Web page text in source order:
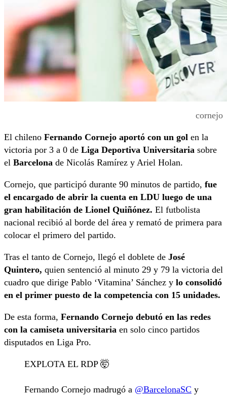
cornejo
El chileno Fernando Cornejo aportó con un gol en la
victoria por 3 a 0 de Liga Deportiva Universitaria sobre
el Barcelona de Nicolás Ramírez y Ariel Holan.
Cornejo, que participó durante 90 minutos de partido, fue
el encargado de abrir la cuenta en LDU luego de una
gran habilitación de Lionel Quiñónez. El futbolista
nacional recibió al borde del área y remató de primera para
colocar el primero del partido.
Tras el tanto de Cornejo, llegó el doblete de José
Quintero, quien sentenció al minuto 29 y 79 la victoria del
cuadro que dirige Pablo ‘Vitamina’ Sánchez y lo consolidó
en el primer puesto de la competencia con 15 unidades.
De esta forma, Fernando Cornejo debutó en las redes
con la camiseta universitaria en solo cinco partidos
disputados en Liga Pro.
EXPLOTA EL RDP 🤯
Fernando Cornejo madrugó a @BarcelonaSC y